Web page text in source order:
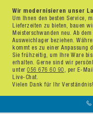
Wir modernisieren unser
Um Ihnen den besten Service,
Lieferzeiten zu bieten, bauen
Meisterschwanden neu. Ab
Ausweichlager beziehen.
kommt es zu einer Anpassung
Sie frühzeitig, um Ihre Ware
erhalten. Gerne sind wir
unter 056 676 60 90 , per E-
Live-Chat.
Vielen Dank für Ihr Verständnis!